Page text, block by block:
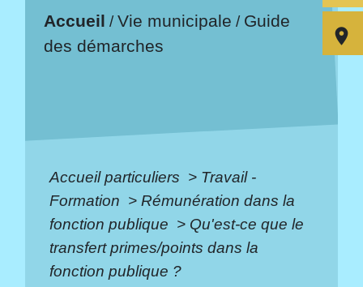
Accueil /Vie municipale / Guide
des démarches
Accueil particuliers > Travail -
Formation > Rémunération dans la
fonction publique > Qu'est-ce que le
transfert primes/points dans la
fonction publique ?
room